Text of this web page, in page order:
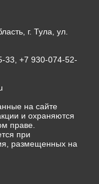
г. Тула, ул.
33, +7 930-074-52-
на сайте
и охраняются
праве.
при
размещенных на